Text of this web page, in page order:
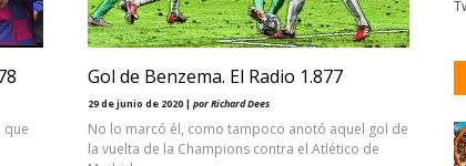
que
Gol de Benzema. El Radio 1.877
29 de junio de 2020 | por Richard Dees
No lo marcó él, como tampoco anotó aquel gol de
la vuelta de la Champions contra el Atlético de